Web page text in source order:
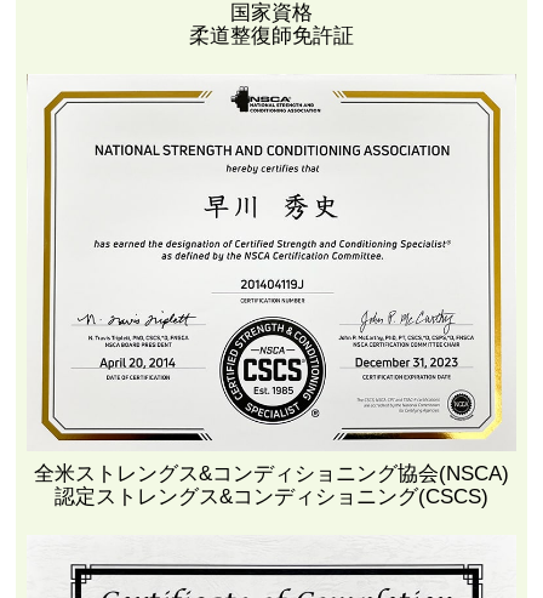
国家資格
柔道整復師免許証
全米ストレングス&コンディショニング協会(NSCA)
認定ストレングス&コンディショニング(CSCS)